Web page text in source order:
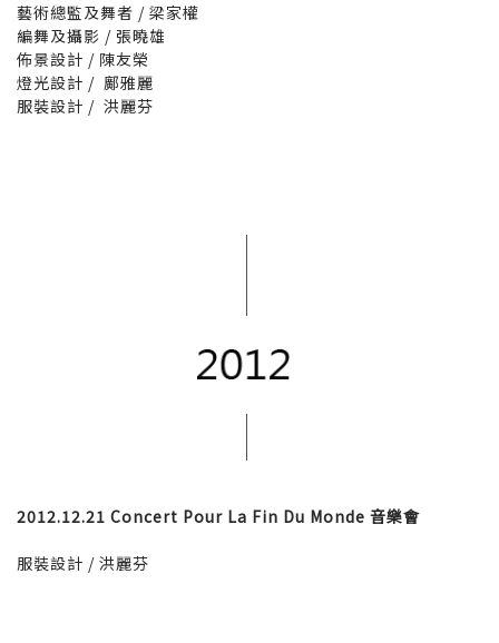
藝術總監及舞者 / 梁家權
編舞及攝影 / 張曉雄
佈景設計 / 陳友榮
燈光設計 / 鄺雅麗
服裝設計 / 洪麗芬
2012.12.21 Concert Pour La Fin Du Monde 音樂會
服裝設計 / 洪麗芬